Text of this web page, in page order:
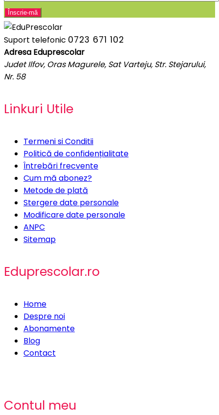
Suport telefonic 0723 671 102
Adresa Eduprescolar
Judet Ilfov, Oras Magurele, Sat Varteju, Str. Stejarului,
Nr. 58
Linkuri Utile
Termeni si Conditii
Politică de confidențialitate
Întrebări frecvente
Cum mă abonez?
Metode de plată
Stergere date personale
Modificare date personale
ANPC
Sitemap
Eduprescolar.ro
Home
Despre noi
Abonamente
Blog
Contact
Contul meu